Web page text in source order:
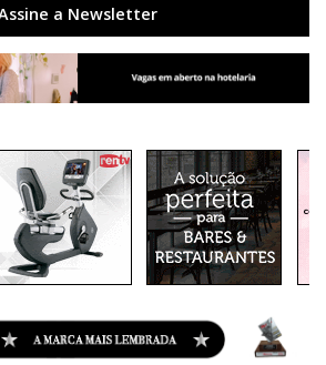
a Newsletter